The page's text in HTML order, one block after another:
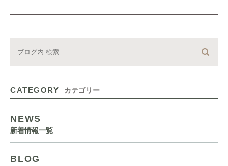
CATEGORY カテゴリー
NEWS
新着情報一覧
BLOG